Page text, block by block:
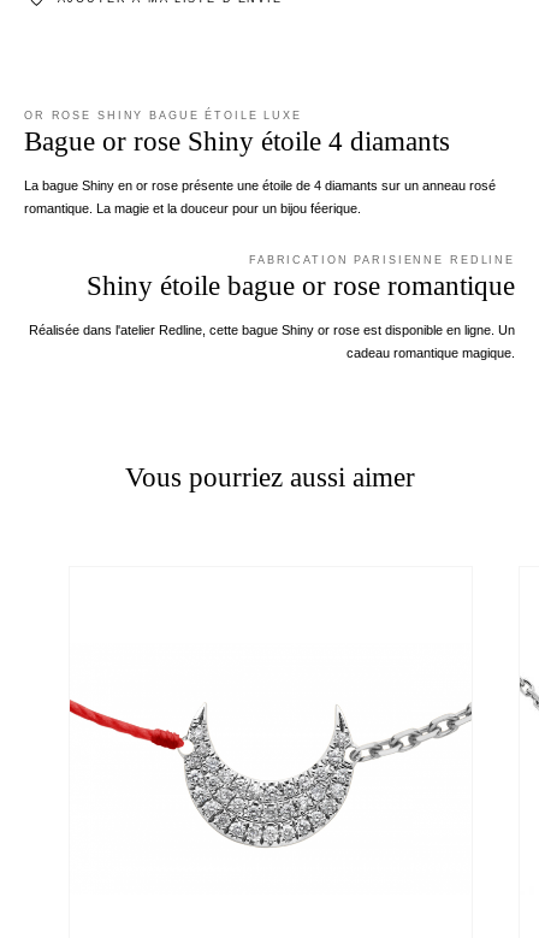
OR ROSE SHINY BAGUE ÉTOILE LUXE
Bague or rose Shiny étoile 4 diamants
La bague Shiny en or rose présente une étoile de 4 diamants sur un anneau rosé
romantique. La magie et la douceur pour un bijou féerique.
FABRICATION PARISIENNE REDLINE
Shiny étoile bague or rose romantique
Réalisée dans l'atelier Redline, cette bague Shiny or rose est disponible en ligne. Un
cadeau romantique magique.
Vous pourriez aussi aimer